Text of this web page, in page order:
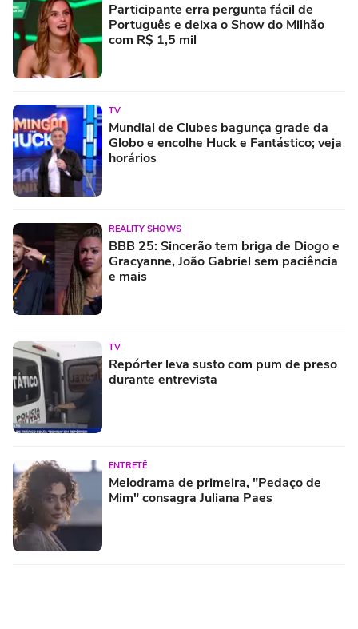
Participante erra pergunta fácil de
Português e deixa o Show do Milhão
com R$ 1,5 mil
TV
Mundial de Clubes bagunça grade da
Globo e encolhe Huck e Fantástico; veja
horários
REALITY SHOWS
BBB 25: Sincerão tem briga de Diogo e
Gracyanne, João Gabriel sem paciência
e mais
TV
Repórter leva susto com pum de preso
durante entrevista
ENTRETÊ
Melodrama de primeira, "Pedaço de
Mim" consagra Juliana Paes